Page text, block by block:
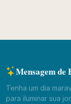
Mensagem de
Tenha um dia
para iluminar sua